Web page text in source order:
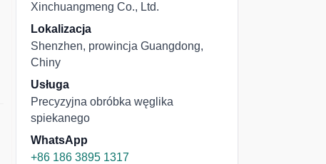
Xinchuangmeng Co., Ltd.
Lokalizacja
Shenzhen, prowincja Guangdong,
Chiny
Usługa
Precyzyjna obróbka węglika
spiekanego
WhatsApp
+86 186 3895 1317